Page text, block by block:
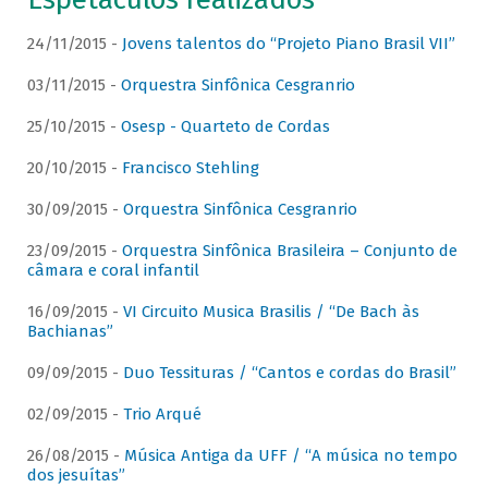
24/11/2015 - Jovens talentos do “Projeto Piano Brasil VII”
03/11/2015 - Orquestra Sinfônica Cesgranrio
25/10/2015 - Osesp - Quarteto de Cordas
20/10/2015 - Francisco Stehling
30/09/2015 - Orquestra Sinfônica Cesgranrio
23/09/2015 - Orquestra Sinfônica Brasileira – Conjunto de
câmara e coral infantil
16/09/2015 - VI Circuito Musica Brasilis / “De Bach às
Bachianas”
09/09/2015 - Duo Tessituras / “Cantos e cordas do Brasil”
02/09/2015 - Trio Arqué
26/08/2015 - Música Antiga da UFF / “A música no tempo
dos jesuítas”